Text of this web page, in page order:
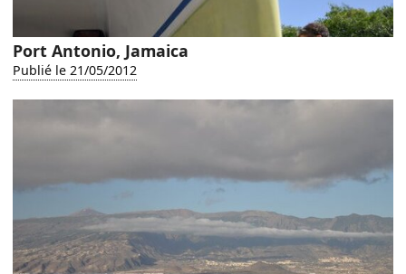
Port Antonio, Jamaica
Publié le 21/05/2012